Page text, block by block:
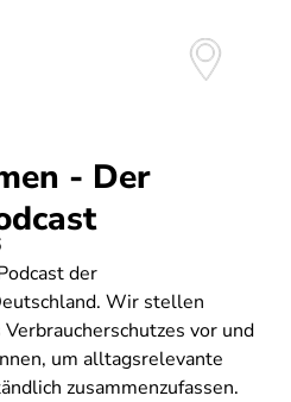
- Der
der
Wir stellen
vor und
um alltagsrelevante
zusammenzufassen.